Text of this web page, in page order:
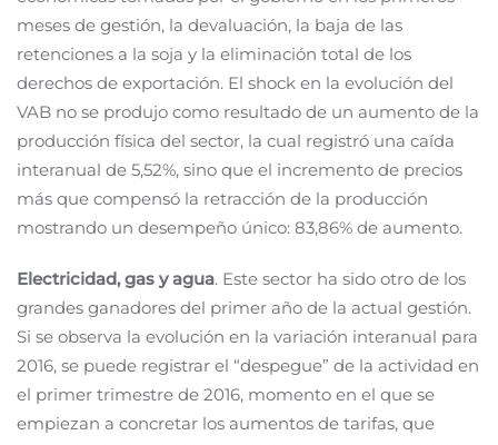
meses de gestión, la devaluación, la baja de las
retenciones a la soja y la eliminación total de los
derechos de exportación. El shock en la evolución del
VAB no se produjo como resultado de un aumento de la
producción física del sector, la cual registró una caída
interanual de 5,52%, sino que el incremento de precios
más que compensó la retracción de la producción
mostrando un desempeño único: 83,86% de aumento.
Electricidad, gas y agua. Este sector ha sido otro de los
grandes ganadores del primer año de la actual gestión.
Si se observa la evolución en la variación interanual para
2016, se puede registrar el “despegue” de la actividad en
el primer trimestre de 2016, momento en el que se
empiezan a concretar los aumentos de tarifas, que